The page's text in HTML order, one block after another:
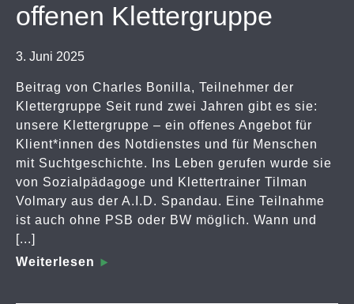
offenen Klettergruppe
3. Juni 2025
Beitrag von Charles Bonilla, Teilnehmer der
Klettergruppe Seit rund zwei Jahren gibt es sie:
unsere Klettergruppe – ein offenes Angebot für
Klient*innen des Notdienstes und für Menschen
mit Suchtgeschichte. Ins Leben gerufen wurde sie
von Sozialpädagoge und Klettertrainer Tilman
Volmary aus der A.I.D. Spandau. Eine Teilnahme
ist auch ohne PSB oder BW möglich. Wann und
[...]
Weiterlesen